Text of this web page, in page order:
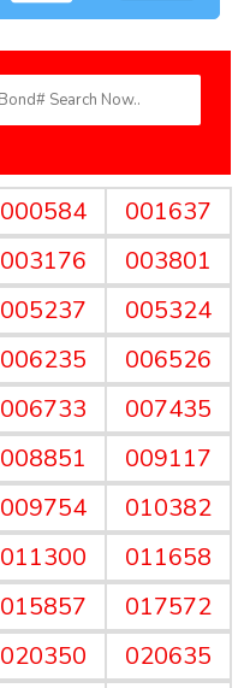
000584
001637
003176
003801
005237
005324
006235
006526
006733
007435
008851
009117
009754
010382
011300
011658
015857
017572
020350
020635